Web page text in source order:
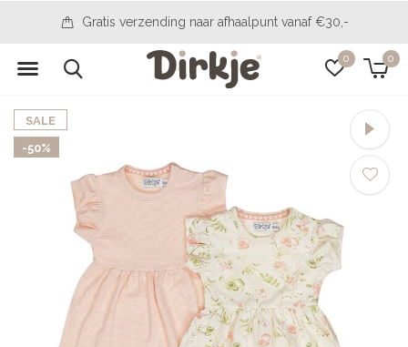
0 0
Gratis verzending naar afhaalpunt vanaf €30,-
SALE
-50%